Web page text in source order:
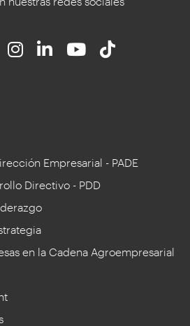
Empresarial - PADE
Directivo - PDD
en la Cadena Agroempresarial